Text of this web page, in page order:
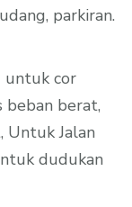
parkiran.
untuk cor
beban berat,
Untuk Jalan
dudukan